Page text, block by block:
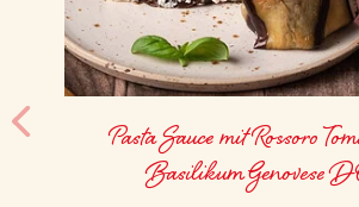
Pasta Sauce mit Rossoro
Basilikum Genovese